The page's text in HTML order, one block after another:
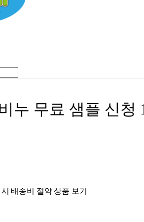
누 무료 샘플 신청
배송비 절약 상품 보기